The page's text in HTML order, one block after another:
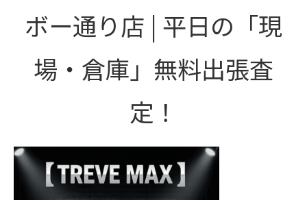
ボー通り店 | 平日の「現
場・倉庫」無料出張査
定！